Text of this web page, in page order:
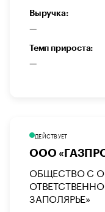
Выручка:
—
Темп прироста:
—
ДЕЙСТВУЕТ
ООО
ОБЩЕСТВО С
ЗАПОЛЯРЬЕ»